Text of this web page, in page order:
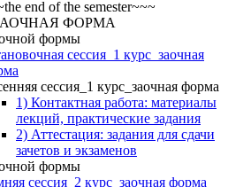
end of the semester~~~
ЗАОЧНАЯ ФОРМА
формы
сессия_1 курс_заочная
сессия_1 курс_заочная форма
1) Контактная работа: материалы
лекций, практические задания
2) Аттестация: задания для сдачи
зачетов и экзаменов
формы
сессия_2 курс_заочная форма